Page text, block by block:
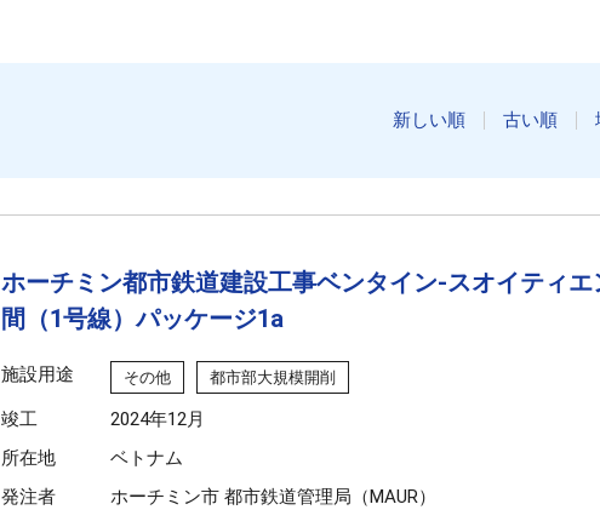
新しい順 古い順
ホーチミン都市鉄道建設工事ベンタイン‐スオイティエ
間（1号線）パッケージ1a
施設用途 その他 都市部大規模開削
竣工
2024年12月
所在地
ベトナム
発注者
ホーチミン市 都市鉄道管理局（MAUR）